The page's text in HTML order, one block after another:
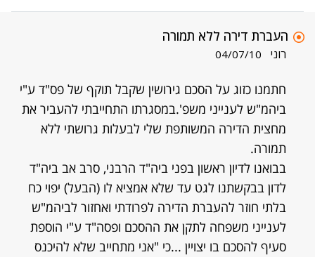
העברת דירה ללא תמורה
רוני 04/07/10
חתמנו כזוג על הסכם גירושין שקבל תוקף של פס"ד ע"י
ביהמ"ש לענייני משפ'.במסגרתו התחייבתי להעביר את
מחצית הדירה המשותפת שלי לבעלות גרושתי ללא
תמורה.
בבואנו לדיון ראשון בפני ביה"ד הרבני, סרב אב ביה"ד
לדון בבקשתנו לגט עד שלא אמציא לו (הבעל) יפוי כח
בלתי חוזר להעברת הדירה לפרודתי ואחזור לביהמ"ש
לענייני משפחה לתקן את ההסכם ופסה"ד ע"י הוספת
סעיף להסכם בו יצויין ...כי "אני מתחייב שלא להיכנס